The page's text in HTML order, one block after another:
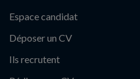
Espace candidat
Déposer un CV
Ils recrutent